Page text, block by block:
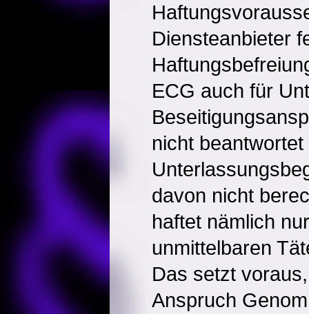
Diensteanbieter
ECG auch für
nicht
davon nicht
haftet nämlich
unmittelbaren
Das setzt
Anspruch